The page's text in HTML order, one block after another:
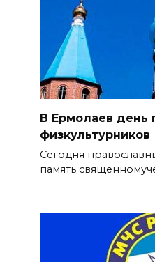
В Ермолаев день
физкультурников
Сегодня
память